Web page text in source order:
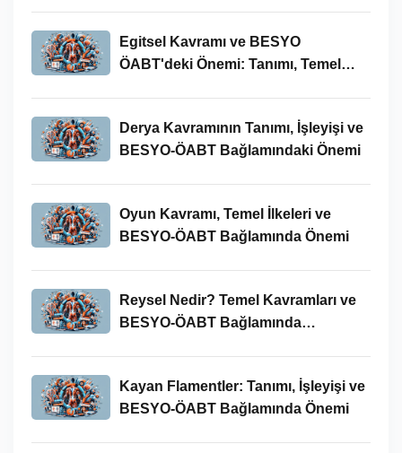
Egitsel Kavramı ve BESYO
ÖABT'deki Önemi: Tanımı, Temel
Derya Kavramının Tanımı, İşleyişi ve
BESYO-ÖABT Bağlamındaki Önemi
Oyun Kavramı, Temel İlkeleri ve
BESYO-ÖABT Bağlamında Önemi
Reysel Nedir? Temel Kavramları ve
BESYO-ÖABT Bağlamında
Kayan Flamentler: Tanımı, İşleyişi ve
BESYO-ÖABT Bağlamında Önemi